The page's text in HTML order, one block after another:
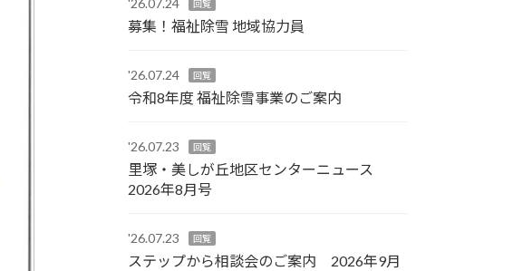
'26.07.24 回覧
募集！福祉除雪 地域協力員
'26.07.24 回覧
令和8年度 福祉除雪事業のご案内
'26.07.23 回覧
里塚・美しが丘地区センターニュース
2026年8月号
'26.07.23 回覧
ステップから相談会のご案内 2026年9月